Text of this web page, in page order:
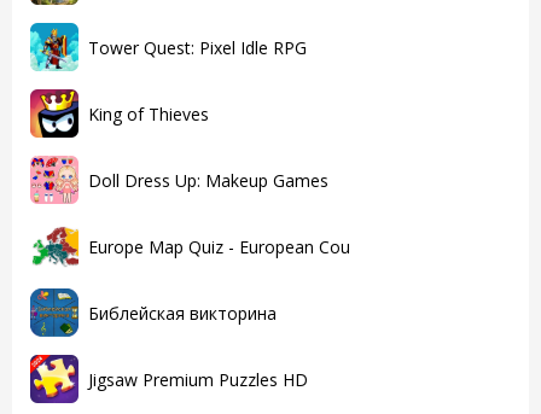
Tower Quest: Pixel Idle RPG
King of Thieves
Doll Dress Up: Makeup Games
Europe Map Quiz - European Cou
Библейская викторина
Jigsaw Premium Puzzles HD